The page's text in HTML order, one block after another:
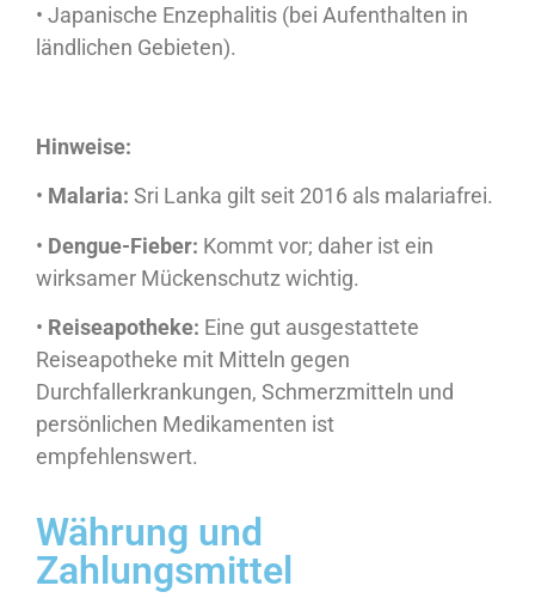
• Japanische Enzephalitis (bei Aufenthalten in
ländlichen Gebieten).
Hinweise:
• Malaria: Sri Lanka gilt seit 2016 als malariafrei.
• Dengue-Fieber: Kommt vor; daher ist ein
wirksamer Mückenschutz wichtig.
• Reiseapotheke: Eine gut ausgestattete
Reiseapotheke mit Mitteln gegen
Durchfallerkrankungen, Schmerzmitteln und
persönlichen Medikamenten ist
empfehlenswert.
Währung und
Zahlungsmittel